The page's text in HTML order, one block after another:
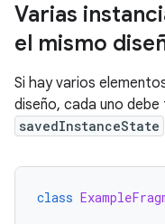
Varias
el mismo
Si hay varios
diseño, cada uno
savedInstanceState
class